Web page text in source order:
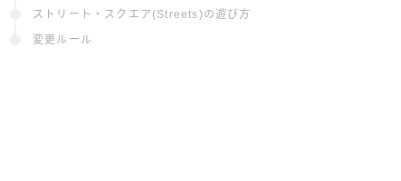
ストリート・スクエア(Streets)の遊び方
変更ルール